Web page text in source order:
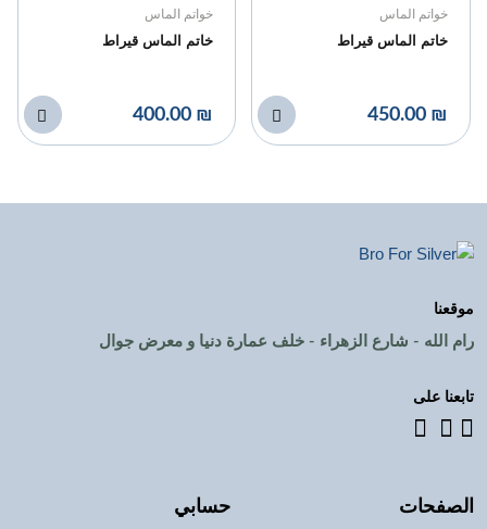
خواتم الماس
خاتم الماس قيراط
₪ 450.00
خواتم الماس
خاتم الماس قيراط
₪ 400.00
موقعنا
رام الله - شارع الزهراء - خلف عمارة دنيا و معرض جوال
تابعنا على
الصفحات حسابي